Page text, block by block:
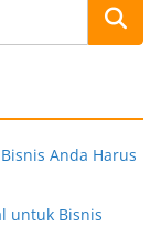
Anda Harus
untuk Bisnis